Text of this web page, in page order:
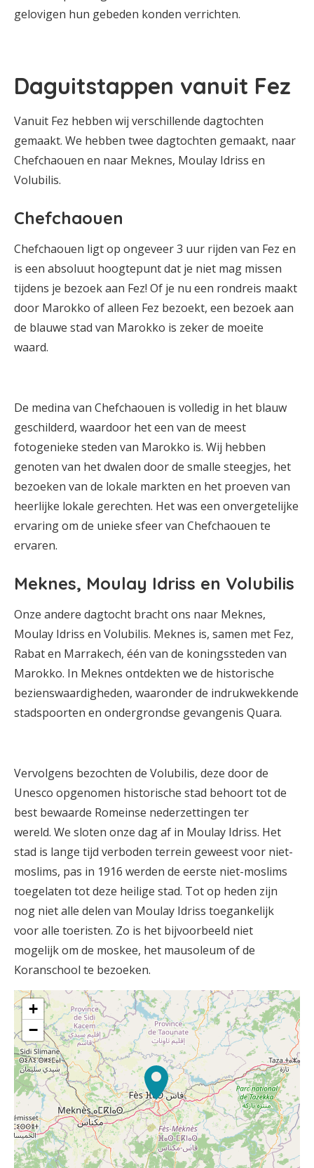
gelovigen hun gebeden konden verrichten.
Daguitstappen vanuit Fez
Vanuit Fez hebben wij verschillende dagtochten
gemaakt. We hebben twee dagtochten gemaakt, naar
Chefchaouen en naar Meknes, Moulay Idriss en
Volubilis.
Chefchaouen
Chefchaouen ligt op ongeveer 3 uur rijden van Fez en
is een absoluut hoogtepunt dat je niet mag missen
tijdens je bezoek aan Fez! Of je nu een rondreis maakt
door Marokko of alleen Fez bezoekt, een bezoek aan
de blauwe stad van Marokko is zeker de moeite
waard.
De medina van Chefchaouen is volledig in het blauw
geschilderd, waardoor het een van de meest
fotogenieke steden van Marokko is. Wij hebben
genoten van het dwalen door de smalle steegjes, het
bezoeken van de lokale markten en het proeven van
heerlijke lokale gerechten. Het was een onvergetelijke
ervaring om de unieke sfeer van Chefchaouen te
ervaren.
Meknes, Moulay Idriss en Volubilis
Onze andere dagtocht bracht ons naar Meknes,
Moulay Idriss en Volubilis. Meknes is, samen met Fez,
Rabat en Marrakech, één van de koningssteden van
Marokko. In Meknes ontdekten we de historische
bezienswaardigheden, waaronder de indrukwekkende
stadspoorten en ondergrondse gevangenis Quara.
Vervolgens bezochten de Volubilis, deze door de
Unesco opgenomen historische stad behoort tot de
best bewaarde Romeinse nederzettingen ter
wereld. We sloten onze dag af in Moulay Idriss. Het
stad is lange tijd verboden terrein geweest voor niet-
moslims, pas in 1916 werden de eerste niet-moslims
toegelaten tot deze heilige stad. Tot op heden zijn
nog niet alle delen van Moulay Idriss toegankelijk
voor alle toeristen. Zo is het bijvoorbeeld niet
mogelijk om de moskee, het mausoleum of de
Koranschool te bezoeken.
+
−